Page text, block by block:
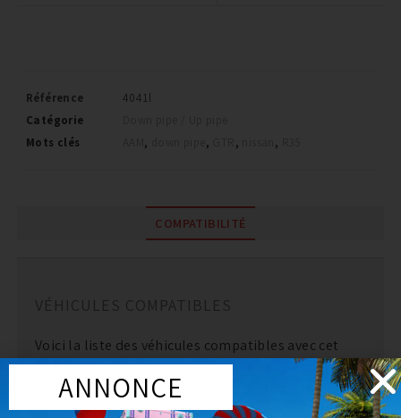
Référence
4041l
Catégorie
Mots clés
, , , ,
COMPATIBILITÉ
VÉHICULES COMPATIBLES
Voici la liste des véhicules compatibles avec cet
article :
MARQUE MODÈLE
ANNONCE